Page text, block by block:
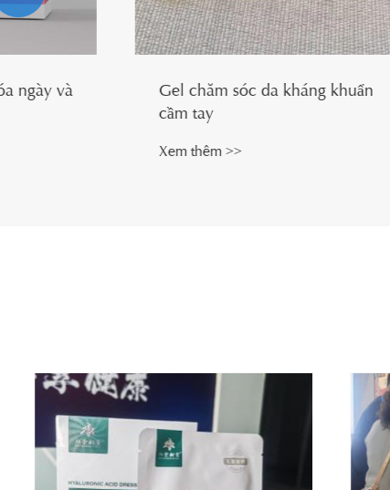
Gel chăm sóc da kháng khuẩn
Miếng